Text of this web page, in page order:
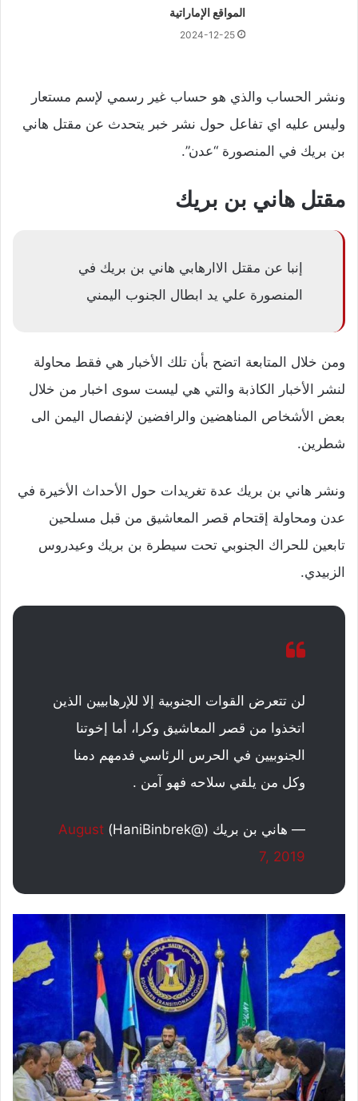
المواقع الإماراتية
2024-12-25
ونشر الحساب والذي هو حساب غير رسمي لإسم مستعار
وليس عليه اي تفاعل حول نشر خبر يتحدث عن مقتل هاني
بن بريك في المنصورة “عدن”.
مقتل هاني بن بريك
إنبا عن مقتل الاارهابي هاني بن بريك في
المنصورة علي يد ابطال الجنوب اليمني
ومن خلال المتابعة اتضح بأن تلك الأخبار هي فقط محاولة
لنشر الأخبار الكاذبة والتي هي ليست سوى اخبار من خلال
بعض الأشخاص المناهضين والرافضين لإنفصال اليمن الى
شطرين.
ونشر هاني بن بريك عدة تغريدات حول الأحداث الأخيرة في
عدن ومحاولة إقتحام قصر المعاشيق من قبل مسلحين
تابعين للحراك الجنوبي تحت سيطرة بن بريك وعيدروس
الزبيدي.
لن تتعرض القوات الجنوبية إلا للإرهابيين الذين
اتخذوا من قصر المعاشيق وكرا، أما إخوتنا
الجنوبيين في الحرس الرئاسي فدمهم دمنا
وكل من يلقي سلاحه فهو آمن .
— هاني بن بريك (@HaniBinbrek)
August
7, 2019